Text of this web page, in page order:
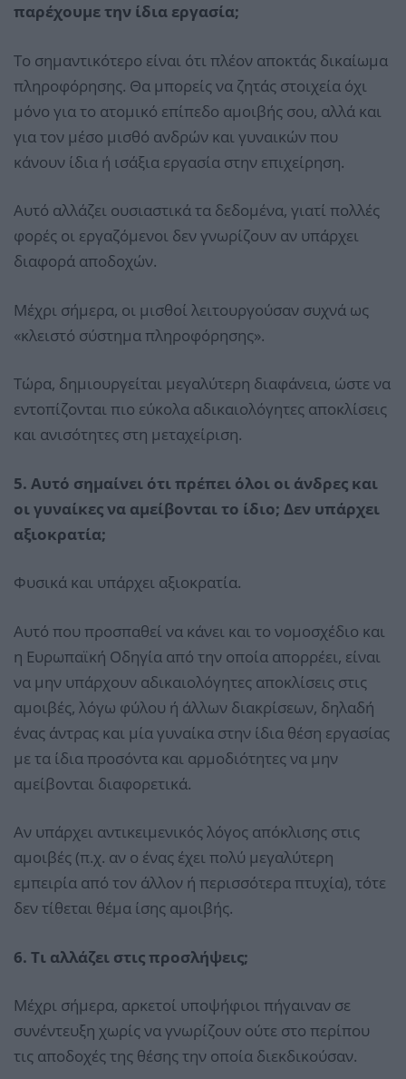
παρέχουμε την ίδια εργασία;
Το σημαντικότερο είναι ότι πλέον αποκτάς δικαίωμα
πληροφόρησης. Θα μπορείς να ζητάς στοιχεία όχι
μόνο για το ατομικό επίπεδο αμοιβής σου, αλλά και
για τον μέσο μισθό ανδρών και γυναικών που
κάνουν ίδια ή ισάξια εργασία στην επιχείρηση.
Αυτό αλλάζει ουσιαστικά τα δεδομένα, γιατί πολλές
φορές οι εργαζόμενοι δεν γνωρίζουν αν υπάρχει
διαφορά αποδοχών.
Μέχρι σήμερα, οι μισθοί λειτουργούσαν συχνά ως
«κλειστό σύστημα πληροφόρησης».
Τώρα, δημιουργείται μεγαλύτερη διαφάνεια, ώστε να
εντοπίζονται πιο εύκολα αδικαιολόγητες αποκλίσεις
και ανισότητες στη μεταχείριση.
5. Αυτό σημαίνει ότι πρέπει όλοι οι άνδρες και
οι γυναίκες να αμείβονται το ίδιο; Δεν υπάρχει
αξιοκρατία;
Φυσικά και υπάρχει αξιοκρατία.
Αυτό που προσπαθεί να κάνει και το νομοσχέδιο και
η Ευρωπαϊκή Οδηγία από την οποία απορρέει, είναι
να μην υπάρχουν αδικαιολόγητες αποκλίσεις στις
αμοιβές, λόγω φύλου ή άλλων διακρίσεων, δηλαδή
ένας άντρας και μία γυναίκα στην ίδια θέση εργασίας
με τα ίδια προσόντα και αρμοδιότητες να μην
αμείβονται διαφορετικά.
Αν υπάρχει αντικειμενικός λόγος απόκλισης στις
αμοιβές (π.χ. αν ο ένας έχει πολύ μεγαλύτερη
εμπειρία από τον άλλον ή περισσότερα πτυχία), τότε
δεν τίθεται θέμα ίσης αμοιβής.
6. Τι αλλάζει στις προσλήψεις;
Μέχρι σήμερα, αρκετοί υποψήφιοι πήγαιναν σε
συνέντευξη χωρίς να γνωρίζουν ούτε στο περίπου
τις αποδοχές της θέσης την οποία διεκδικούσαν.